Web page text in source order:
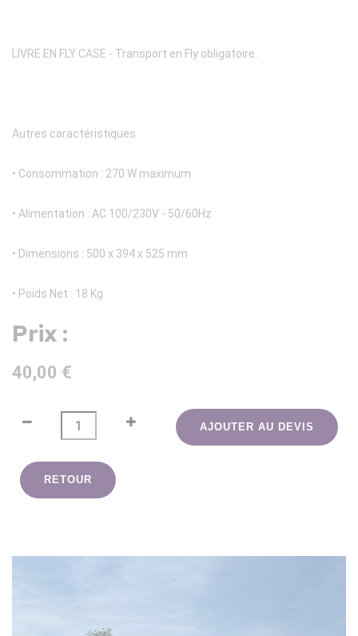
LIVRE EN FLY CASE - Transport en Fly obligatoire.
Autres caractéristiques
• Consommation : 270 W maximum
• Alimentation : AC 100/230V - 50/60Hz
• Dimensions : 500 x 394 x 525 mm
• Poids Net : 18 Kg
Prix :
40,00 €
AJOUTER AU DEVIS
RETOUR